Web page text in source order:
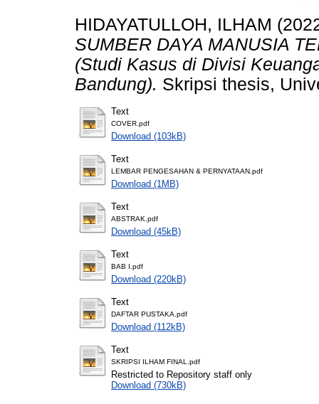
HIDAYATULLOH, ILHAM
SUMBER DAYA MANUSIA
(Studi Kasus di Divisi
Bandung). Skripsi thesis,
Text
COVER.pdf
Download (103kB)
Text
LEMBAR PENGESAHAN & PERNYATAAN.pdf
Download (1MB)
Text
ABSTRAK.pdf
Download (45kB)
Text
BAB I.pdf
Download (220kB)
Text
DAFTAR PUSTAKA.pdf
Download (112kB)
Text
SKRIPSI ILHAM FINAL.pdf
Restricted to Repository staff only
Download (730kB)